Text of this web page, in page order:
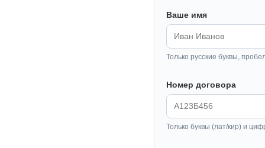
Ваше имя
Только русские буквы,
Номер договора
Только буквы (лат/кир) и